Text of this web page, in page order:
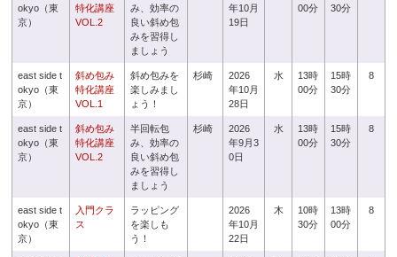
okyo（東
京）
特化講座
VOL.2
み、効率の
良い斜め包
みを習得し
ましょう
年10月
19日
00分
30分
east side t
okyo（東
京）
斜め包み
特化講座
VOL.1
斜め包みを
楽しみまし
ょう！
杉崎
2026
年10月
28日
水
13時
00分
15時
30分
8
east side t
okyo（東
京）
斜め包み
特化講座
VOL.2
半回転包
み、効率の
良い斜め包
みを習得し
ましょう
杉崎
2026
年9月3
0日
水
13時
00分
15時
30分
8
east side t
okyo（東
京）
入門クラ
ス
ラッピング
を楽しも
う！
2026
年10月
22日
木
10時
30分
13時
00分
8